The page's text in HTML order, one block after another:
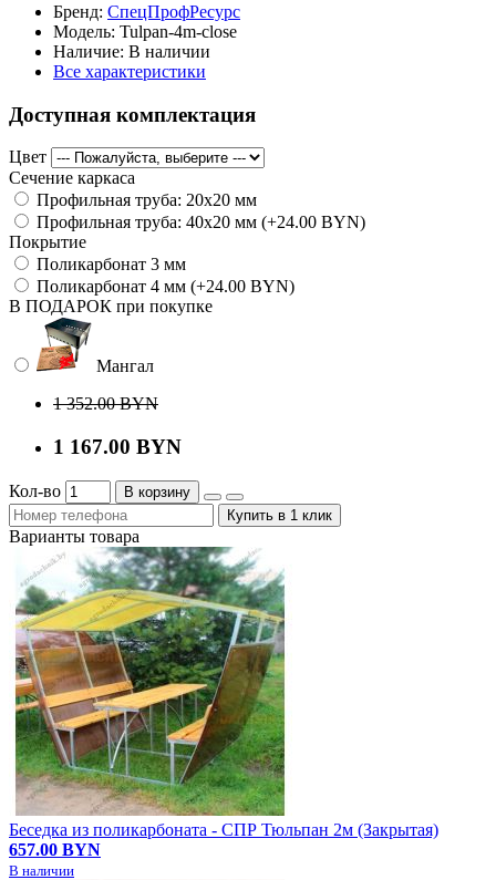
Бренд: СпецПрофРесурс
Модель: Tulpan-4m-close
Наличие: В наличии
Все характеристики
Доступная комплектация
Цвет
Сечение каркаса
Профильная труба: 20х20 мм
Профильная труба: 40х20 мм (+24.00 BYN)
Покрытие
Поликарбонат 3 мм
Поликарбонат 4 мм (+24.00 BYN)
В ПОДАРОК при покупке
Мангал
1 352.00 BYN
1 167.00 BYN
Кол-во
В корзину
Купить в 1 клик
Варианты товара
Беседка из поликарбоната - СПР Тюльпан 2м (Закрытая)
657.00 BYN
В наличии